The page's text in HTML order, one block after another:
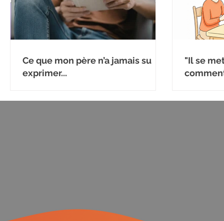
Ce que mon père n’a jamais su
exprimer...
"Il se